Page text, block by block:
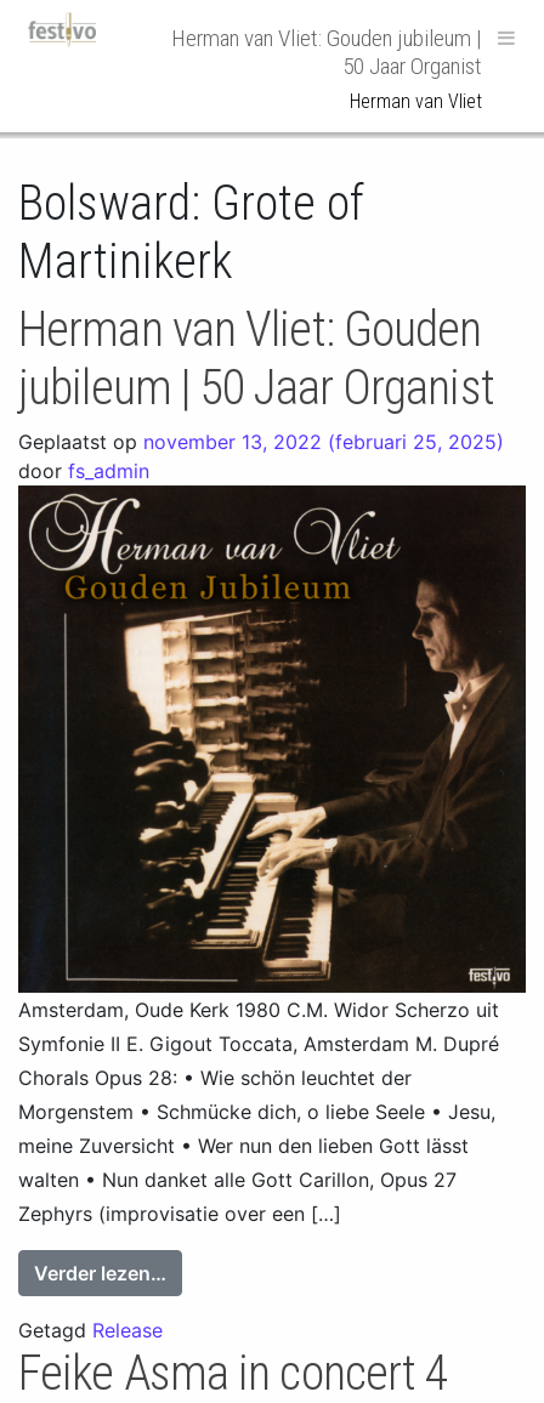
HoofdnavigatieHerman van Vliet: Gouden jubileum |
50 Jaar Organist
Herman van Vliet
Bolsward: Grote of
Martinikerk
Herman van Vliet: Gouden
jubileum | 50 Jaar Organist
Geplaatst op november 13, 2022 (februari 25, 2025)
door fs_admin
Amsterdam, Oude Kerk 1980 C.M. Widor Scherzo uit
Symfonie II E. Gigout Toccata, Amsterdam M. Dupré
Chorals Opus 28: • Wie schön leuchtet der
Morgenstem • Schmücke dich, o liebe Seele • Jesu,
meine Zuversicht • Wer nun den lieben Gott lässt
walten • Nun danket alle Gott Carillon, Opus 27
Zephyrs (improvisatie over een […]
Verder lezen…
Getagd Release
Feike Asma in concert 4